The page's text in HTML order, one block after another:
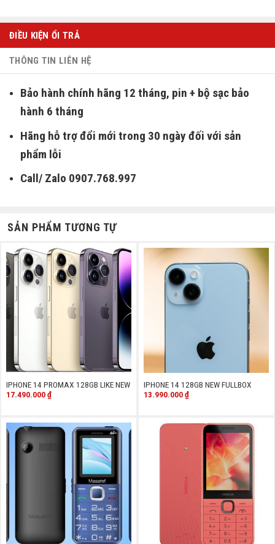
ĐIỀU KIỆN ỔI TRẢ
THÔNG TIN LIÊN HỆ
Bảo hành chính hãng 12 tháng, pin + bộ sạc bảo
hành 6 tháng
Hãng hỗ trợ đổi mới trong 30 ngày đối với sản
phẩm lỗi
Call/ Zalo 0907.768.997
SẢN PHẨM TƯƠNG TỰ
IPHONE 14 PROMAX 128GB LIKE NEW
17.490.000₫
IPHONE 14 128GB NEW FULLBOX
13.990.000₫